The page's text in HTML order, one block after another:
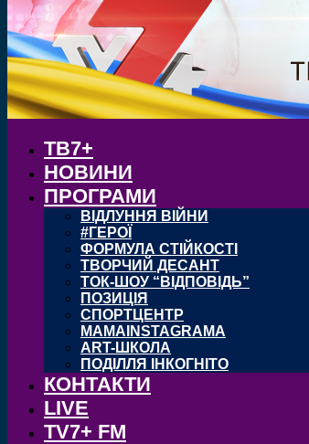
ТВ7+
НОВИНИ
ПРОГРАМИ
ВІДЛУННЯ ВІЙНИ
#ГЕРОЇ
ФОРМУЛА СТІЙКОСТІ
ТВОРЧИЙ ДЕСАНТ
ТОК-ШОУ “ВІДПОВІДЬ”
ПОЗИЦІЯ
СПОРТЦЕНТР
MAMAINSTAGRAMA
ART-ШКОЛА
ПОДІЛЛЯ ІНКОГНІТО
КОНТАКТИ
LIVE
TV7+ FM